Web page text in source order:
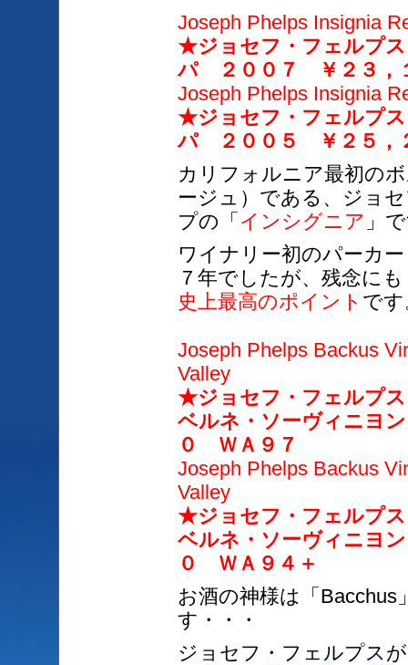
Joseph Phelps Insignia
★ジョセフ・フェル
パ ２００７ ￥２３，
Joseph Phelps Insignia
★ジョセフ・フェル
パ ２００５ ￥２５，
カリフォルニア最初の
ージュ）である、ジョ
プの「 インシグニア 」
ワイナリー初のパーカ
７年でしたが、残念に
史上最高のポイント で
Joseph Phelps Backus
Valley
★ジョセフ・フェルプ
ベルネ・ソーヴィニ
０ ＷＡ９７
Joseph Phelps Backus
Valley
★ジョセフ・フェルプ
ベルネ・ソーヴィニ
０ ＷＡ９４＋
お酒の神様は「
す・・・
ジョセフ・フェルプスが